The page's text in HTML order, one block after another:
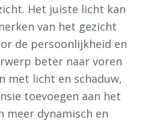
Het juiste licht kan
van het gezicht
de persoonlijkheid en
beter naar voren
met licht en schaduw,
toevoegen aan het
dynamisch en